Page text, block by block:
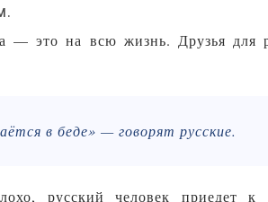
— это на всю жизнь. Друзья для
в беде» — говорят русские.
русский человек приедет к